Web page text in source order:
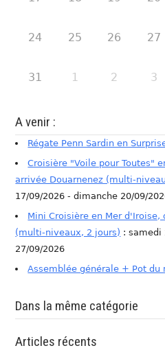
24 25 26 27
31 1 2 3
A venir :
Régate Penn Sardin en
Croisière "Voile pour Toutes"
arrivée Douarnenez (multi-
17/09/2026 - dimanche 20/09/
Mini Croisière en Mer
(multi-niveaux, 2 jours) : samedi
27/09/2026
Assemblée générale + Pot du
Dans la même catégorie
Articles récents